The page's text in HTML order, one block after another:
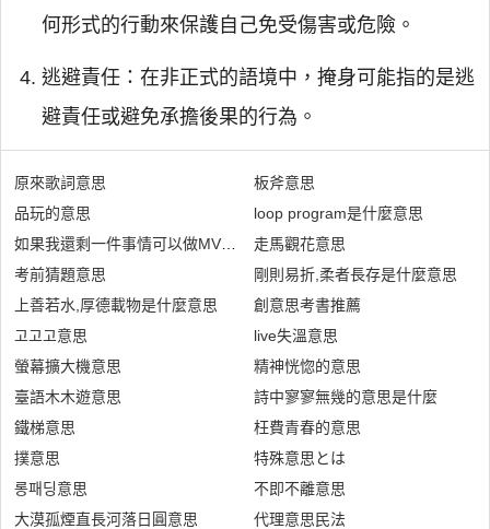
何形式的行動來保護自己免受傷害或危險。
逃避責任：在非正式的語境中，掩身可能指的是逃
避責任或避免承擔後果的行為。
原來歌詞意思
品玩的意思
如果我還剩一件事情可以做MV故事意思
考前猜題意思
上善若水,厚德載物是什麼意思
고고고意思
螢幕擴大機意思
臺語木木遊意思
鐵梯意思
撲意思
롱패딩意思
大漠孤煙直長河落日圓意思
板斧意思
loop program是什麼意思
走馬觀花意思
剛則易折,柔者長存是什麼意思
創意思考書推薦
live失溫意思
精神恍惚的意思
詩中寥寥無幾的意思是什麼
枉費青春的意思
特殊意思とは
不即不離意思
代理意思民法